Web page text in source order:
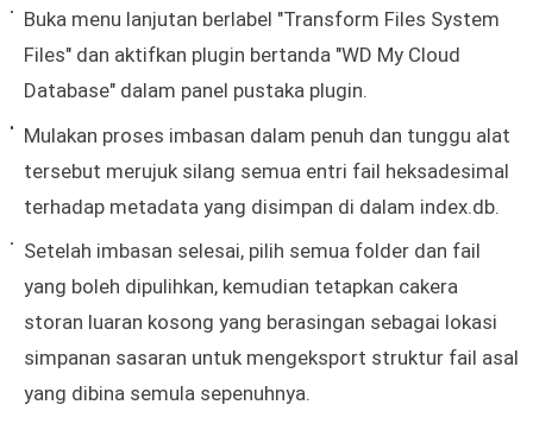
Buka menu lanjutan berlabel "Transform Files System
Files" dan aktifkan plugin bertanda "WD My Cloud
Database" dalam panel pustaka plugin.
Mulakan proses imbasan dalam penuh dan tunggu alat
tersebut merujuk silang semua entri fail heksadesimal
terhadap metadata yang disimpan di dalam index.db.
Setelah imbasan selesai, pilih semua folder dan fail
yang boleh dipulihkan, kemudian tetapkan cakera
storan luaran kosong yang berasingan sebagai lokasi
simpanan sasaran untuk mengeksport struktur fail asal
yang dibina semula sepenuhnya.